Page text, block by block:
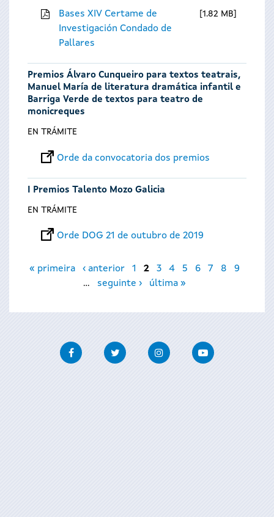
Bases XIV Certame de
Investigación Condado de
Pallares
1.82 MB
Premios Álvaro Cunqueiro para textos teatrais,
Manuel María de literatura dramática infantil e
Barriga Verde de textos para teatro de
monicreques
EN TRÁMITE
Orde da convocatoria dos premios
I Premios Talento Mozo Galicia
EN TRÁMITE
Orde DOG 21 de outubro de 2019
Páxinas
« primeira ‹ anterior 1 2 3 4 5 6 7 8
9
…
seguinte › última »
FacebookTwitter InstagramYoutube